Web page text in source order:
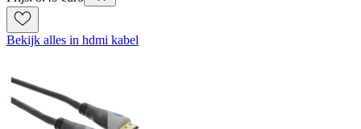
Bekijk alles in hdmi kabel